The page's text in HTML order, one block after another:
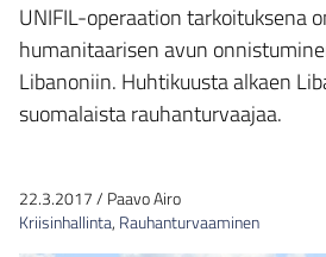
UNIFIL-operaation tarkoituksena
humanitaarisen avun
Libanoniin. Huhtikuusta alkaen
suomalaista rauhanturvaajaa.
22.3.2017/ Paavo Airo
Kriisinhallinta, Rauhanturvaaminen